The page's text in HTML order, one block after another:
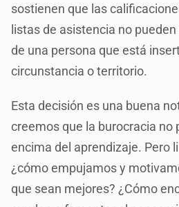
sostienen que las
listas de asistencia no
de una persona que está
circunstancia o territorio.
Esta decisión es una buena
creemos que la burocracia no
encima del aprendizaje. Pero
¿cómo empujamos y
que sean mejores? ¿Cómo